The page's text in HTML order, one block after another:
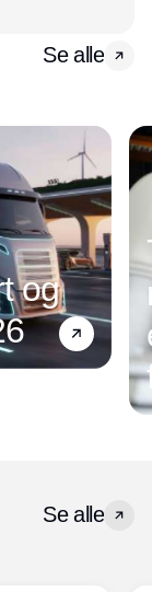
Se alle
og
Se alle